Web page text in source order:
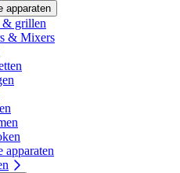
apparaten
& grillen
& Mixers
apparaten